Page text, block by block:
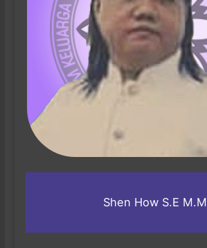
Shen How S.E M.M